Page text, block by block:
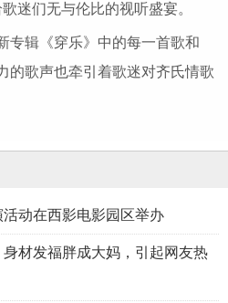
迷们无与伦比的视听盛宴。
专辑《穿乐》中的每一首歌和
的歌声也牵引着歌迷对齐氏情歌
动在西影电影园区举办
材发福胖成大妈，引起网友热